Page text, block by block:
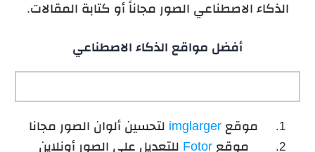
الذكاء الاصطناعي الصور مجاناً أو كتابة المقالات.
أفضل مواقع الذكاء الاصطناعي
موقع imglarger لتحسين ألوان الصور مجانا
موقعFotor للتعديل على الصور أونلاين